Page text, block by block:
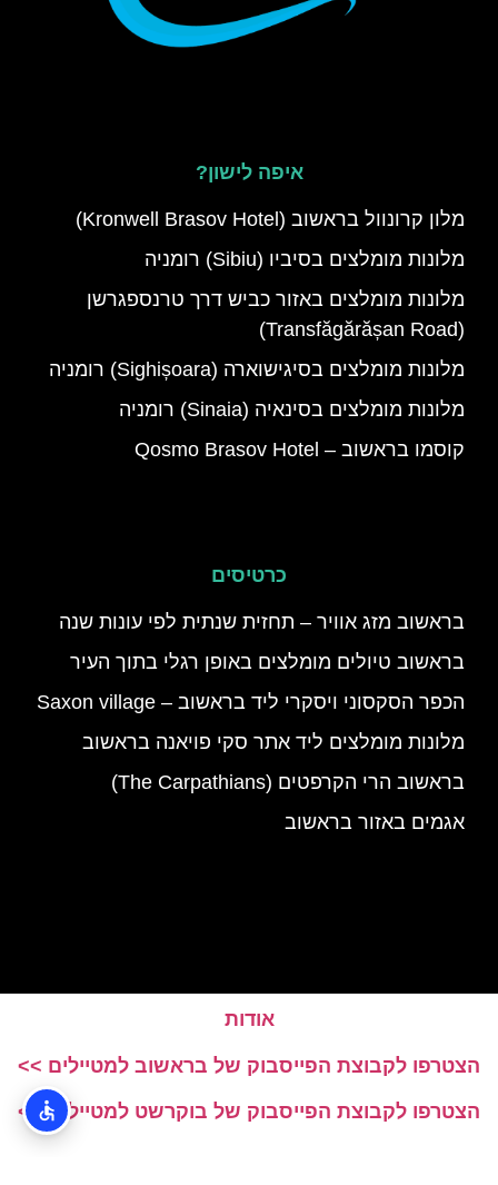
איפה לישון?
מלון קרונוול בראשוב (Kronwell Brasov Hotel)
מלונות מומלצים בסיביו (Sibiu) רומניה
מלונות מומלצים באזור כביש דרך טרנספגרשן
(Transfăgărășan Road)
מלונות מומלצים בסיגישוארה (Sighișoara) רומניה
מלונות מומלצים בסינאיה (Sinaia) רומניה
קוסמו בראשוב – Qosmo Brasov Hotel
כרטיסים
בראשוב מזג אוויר – תחזית שנתית לפי עונות שנה
בראשוב טיולים מומלצים באופן רגלי בתוך העיר
הכפר הסקסוני ויסקרי ליד בראשוב – Saxon village
מלונות מומלצים ליד אתר סקי פויאנה בראשוב
בראשוב הרי הקרפטים (The Carpathians)
אגמים באזור בראשוב
אודות
הצטרפו לקבוצת הפייסבוק של בראשוב למטיילים >>
הצטרפו לקבוצת הפייסבוק של בוקרשט למטיילים >>